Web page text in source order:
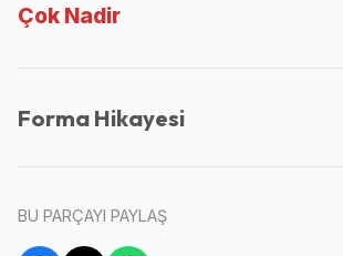
Çok Nadir
Forma Hikayesi
BU PARÇAYI PAYLAŞ